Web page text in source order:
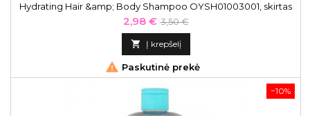
Hydrating Hair &amp; Body Shampoo OYSH01003001, skirtas
plaukams ir kūnui, 50 ml
Kaina
2,98 € Bazinė
kaina
3,50 €
 Į krepšelį
 Paskutinė prekė
−10%